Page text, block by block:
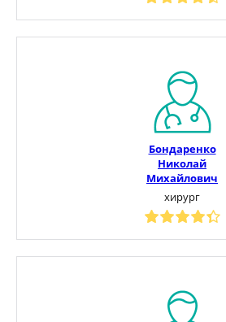
Бондаренко
Николай
Михайлович
хирург